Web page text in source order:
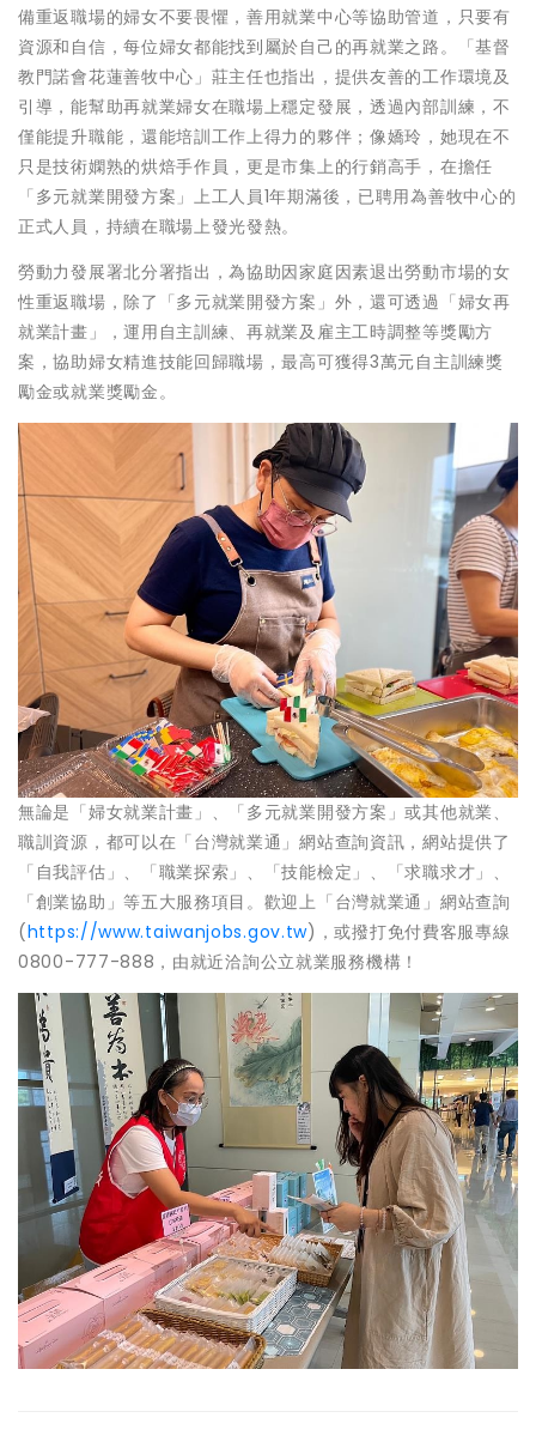
備重返職場的婦女不要畏懼，善用就業中心等協助管道，只要有
資源和自信，每位婦女都能找到屬於自己的再就業之路。「基督
教門諾會花蓮善牧中心」莊主任也指出，提供友善的工作環境及
引導，能幫助再就業婦女在職場上穩定發展，透過內部訓練，不
僅能提升職能，還能培訓工作上得力的夥伴；像嬌玲，她現在不
只是技術嫻熟的烘焙手作員，更是市集上的行銷高手，在擔任
「多元就業開發方案」上工人員1年期滿後，已聘用為善牧中心的
正式人員，持續在職場上發光發熱。
勞動力發展署北分署指出，為協助因家庭因素退出勞動市場的女
性重返職場，除了「多元就業開發方案」外，還可透過「婦女再
就業計畫」，運用自主訓練、再就業及雇主工時調整等獎勵方
案，協助婦女精進技能回歸職場，最高可獲得3萬元自主訓練獎
勵金或就業獎勵金。
無論是「婦女就業計畫」、「多元就業開發方案」或其他就業、
職訓資源，都可以在「台灣就業通」網站查詢資訊，網站提供了
「自我評估」、「職業探索」、「技能檢定」、「求職求才」、
「創業協助」等五大服務項目。歡迎上「台灣就業通」網站查詢
(https://www.taiwanjobs.gov.tw)，或撥打免付費客服專線
0800-777-888，由就近洽詢公立就業服務機構！